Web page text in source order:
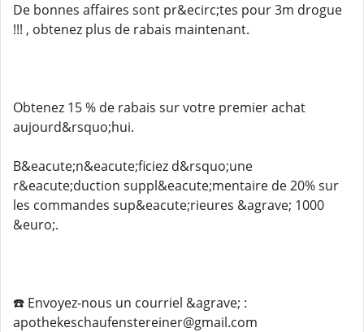
De bonnes affaires sont pr&ecirc;tes pour 3m drogue
!!! , obtenez plus de rabais maintenant.
Obtenez 15 % de rabais sur votre premier achat
aujourd&rsquo;hui.
B&eacute;n&eacute;ficiez d&rsquo;une
r&eacute;duction suppl&eacute;mentaire de 20% sur
les commandes sup&eacute;rieures &agrave; 1000
&euro;.
☎️ Envoyez-nous un courriel &agrave; :
apothekeschaufenstereiner@gmail.com